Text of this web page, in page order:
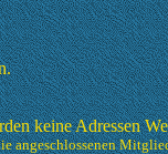
keine Adressen
angeschlossenen